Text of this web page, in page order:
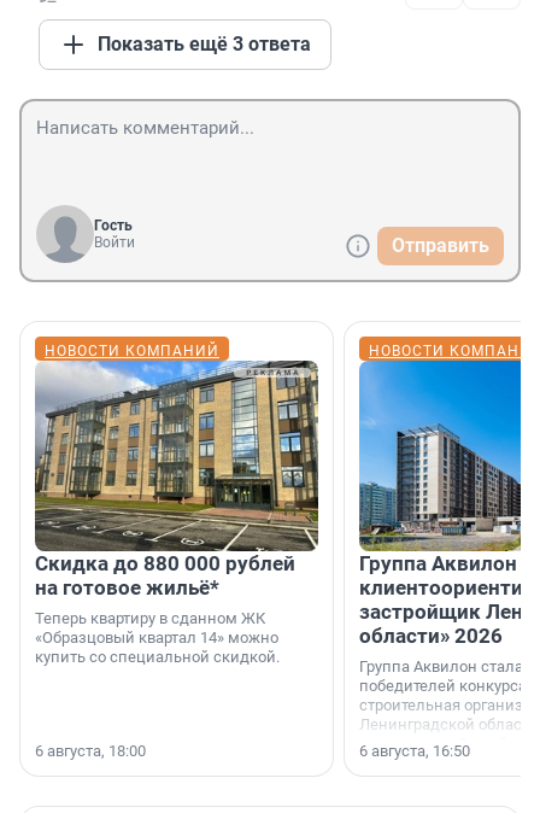
Показать ещё 3 ответа
Гость
Войти
Отправить
НОВОСТИ КОМПАНИЙ
Скидка до 880 000 рублей
на готовое жильё*
Теперь квартиру в сданном ЖК
«Образцовый квартал 14» можно
купить со специальной скидкой.
6 августа, 18:00
НОВОСТИ
Группа Аквилон
застройщик
области» 2026
Группа Аквилон стала
победителей конкурса
строительная
Ленинградской области
номинации «Самый
застройщик
области».
6 августа, 16:50